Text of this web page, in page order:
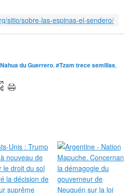
sitio/sobre-las-espinas-el-sendero/
du Guerrero, #Tzam trece semillas,